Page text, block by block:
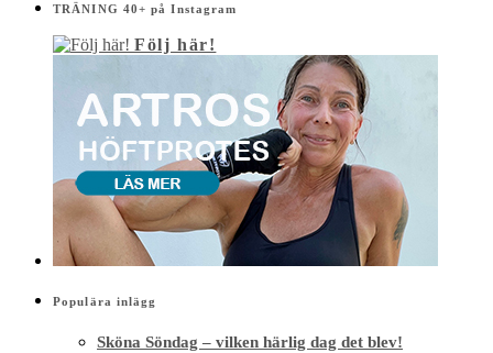
TRÄNING 40+ på Instagram
Följ här!
Populära inlägg
Sköna Söndag – vilken härlig dag det blev!